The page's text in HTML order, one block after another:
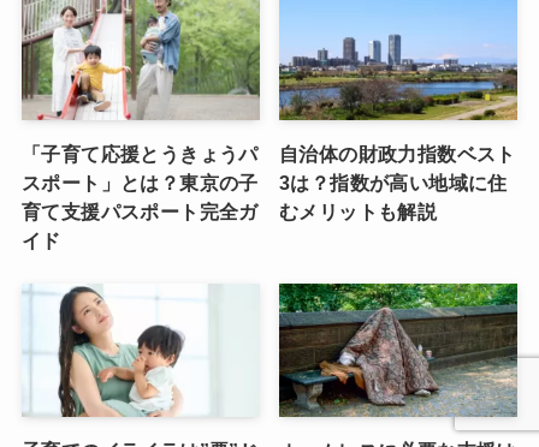
「子育て応援とうきょうパ
スポート」とは？東京の子
育て支援パスポート完全ガ
イド
自治体の財政力指数ベスト
3は？指数が高い地域に住
むメリットも解説